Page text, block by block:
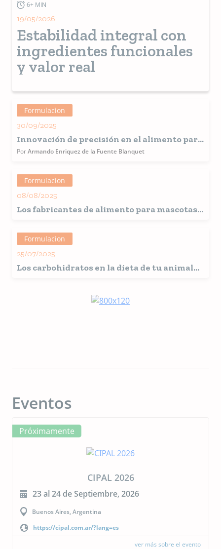
6+ MIN
19/05/2026
Estabilidad integral con
ingredientes funcionales
y valor real
Formulacion
30/09/2025
Innovación de precisión en el alimento para
mascotas
PorArmando Enriquez de la Fuente Blanquet
Formulacion
08/08/2025
Los fabricantes de alimento para mascotas
animales de compañía
Formulacion
25/07/2025
Los carbohidratos en la dieta de tu animal
Eventos
Próximamente
CIPAL 2026
23 al 24 de Septiembre, 2026
Buenos Aires, Argentina
https://cipal.com.ar/?lang=es
ver más sobre el evento